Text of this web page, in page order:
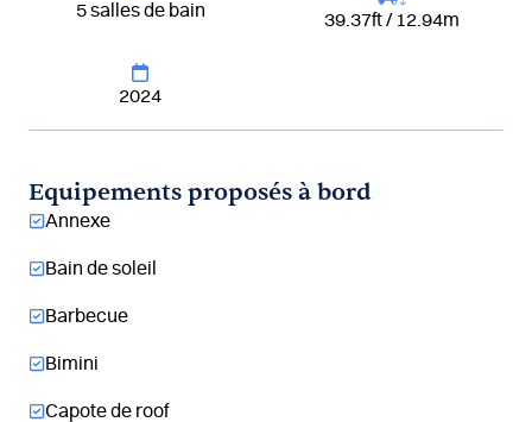
5 salles de bain 39.37ft / 12.94m
2024
Equipements proposés à bord
Annexe
Bain de soleil
Barbecue
Bimini
Capote de roof